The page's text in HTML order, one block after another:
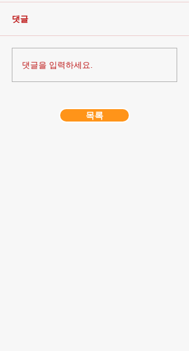
댓글
댓글을 입력하세요.
목록